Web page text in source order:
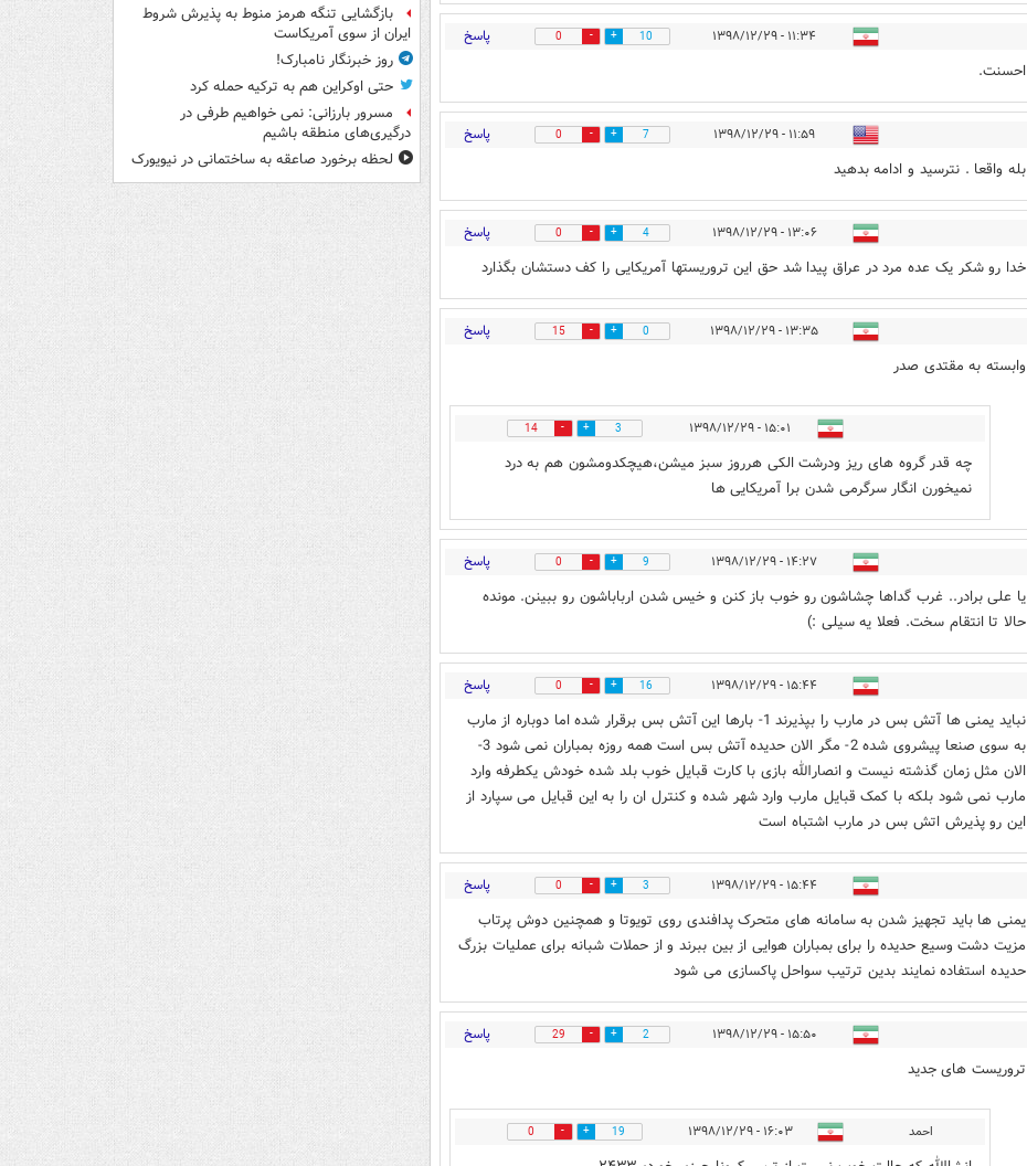
۱۱:۳۴ - ۱۳۹۸/۱۲/۲۹ 10
0 پاسخ
احسنت.
۱۱:۵۹ - ۱۳۹۸/۱۲/۲۹ 7
0 پاسخ
بله واقعا . نترسید و ادامه بدهید
۱۳:۰۶ - ۱۳۹۸/۱۲/۲۹ 4
0 پاسخ
خدا رو شکر یک عده مرد در عراق پیدا شد حق این تروریستها آمریکایی را کف دستشان بگذارد
۱۳:۳۵ - ۱۳۹۸/۱۲/۲۹ 0
15 پاسخ
وابسته به مقتدی صدر
۱۵:۰۱ - ۱۳۹۸/۱۲/۲۹ 3
14
چه قدر گروه های ریز ودرشت الکی هرروز سبز میشن،هیچکدومشون هم به درد
نمیخورن انگار سرگرمی شدن برا آمریکایی ها
۱۴:۲۷ - ۱۳۹۸/۱۲/۲۹ 9
0 پاسخ
یا علی برادر.. غرب گداها چشاشون رو خوب باز کنن و خیس شدن ارباباشون رو ببینن. مونده
حالا تا انتقام سخت. فعلا یه سیلی :)
۱۵:۴۴ - ۱۳۹۸/۱۲/۲۹ 16
0 پاسخ
نباید یمنی ها آتش بس در مارب را بپذیرند 1- بارها این آتش بس برقرار شده اما دوباره از مارب
به سوی صنعا پیشروی شده 2- مگر الان حدیده آتش بس است همه روزه بمباران نمی شود 3-
الان مثل زمان گذشته نیست و انصارالله بازی با کارت قبایل خوب بلد شده خودش یکطرفه وارد
مارب نمی شود بلکه با کمک قبایل مارب وارد شهر شده و کنترل ان را به این قبایل می سپارد از
این رو پذیرش اتش بس در مارب اشتباه است
۱۵:۴۴ - ۱۳۹۸/۱۲/۲۹ 3
0 پاسخ
یمنی ها باید تجهیز شدن به سامانه های متحرک پدافندی روی تویوتا و همچنین دوش پرتاب
مزیت دشت وسیع حدیده را برای بمباران هوایی از بین ببرند و از حملات شبانه برای عملیات بزرگ
حدیده استفاده نمایند بدین ترتیب سواحل پاکسازی می شود
۱۵:۵۰ - ۱۳۹۸/۱۲/۲۹ 2
29 پاسخ
تروریست های جدید
احمد ۱۶:۰۳ - ۱۳۹۸/۱۲/۲۹ 19
0
بازگشایی تنگه هرمز منوط به پذیرش شروط
ایران از سوی آمریکاست
روز خبرنگار نامبارک!
حتی اوکراین هم به ترکیه حمله کرد
مسرور بارزانی: نمی خواهیم طرفی در
درگیری‌های منطقه باشیم
لحظه برخورد صاعقه به ساختمانی در نیویورک